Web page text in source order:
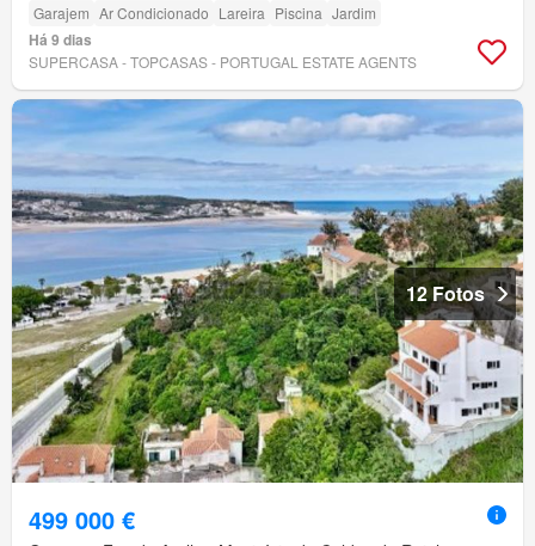
Garajem Ar Condicionado Lareira Piscina Jardim
Há 9 dias
SUPERCASA - TOPCASAS - PORTUGAL ESTATE AGENTS
12 Fotos
499 000 €